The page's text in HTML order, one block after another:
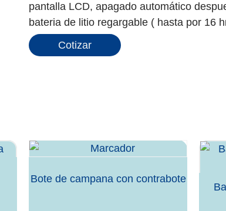
pantalla LCD, apagado automático
bateria de litio regargable ( hasta por 16
Cotizar
Bote de campana con contrabote